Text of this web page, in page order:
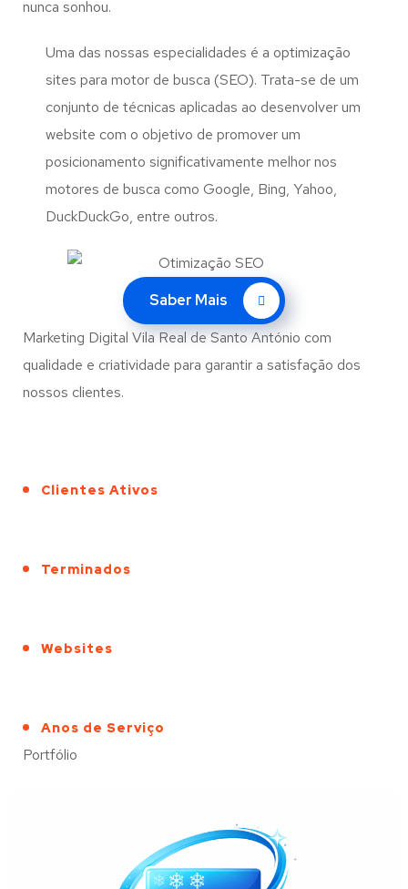
nunca sonhou.
Uma das nossas especialidades é a optimização
sites para motor de busca (SEO). Trata-se de um
conjunto de técnicas aplicadas ao desenvolver um
website com o objetivo de promover um
posicionamento significativamente melhor nos
motores de busca como Google, Bing, Yahoo,
DuckDuckGo, entre outros.
Saber Mais
Marketing Digital Vila Real de Santo António com
qualidade e criatividade para garantir a satisfação dos
nossos clientes.
Clientes Ativos
Terminados
Websites
Anos de Serviço
Portfólio